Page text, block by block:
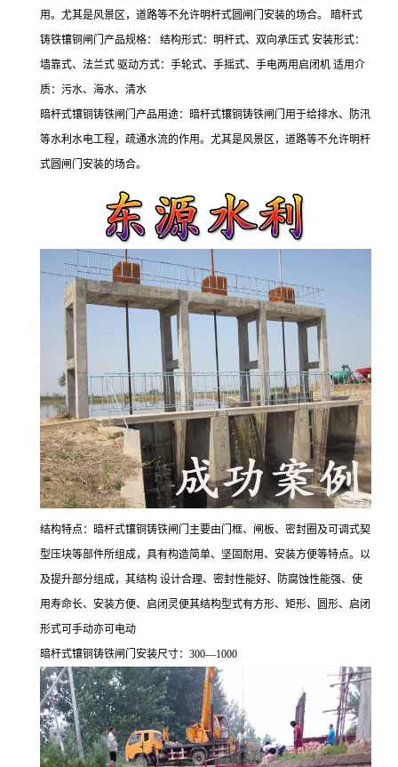
用。尤其是风景区，道路等不允许明杆式圆闸门安装的场合。 暗杆式
铸铁镶铜闸门产品规格： 结构形式：明杆式、双向承压式 安装形式：
墙靠式、法兰式 驱动方式：手轮式、手摇式、手电两用启闭机 适用介
质：污水、海水、清水
暗杆式镶铜铸铁闸门产品用途：暗杆式镶铜铸铁闸门用于给排水、防汛
等水利水电工程，疏通水流的作用。尤其是风景区，道路等不允许明杆
式圆闸门安装的场合。
结构特点：暗杆式镶铜铸铁闸门主要由门框、闸板、密封圈及可调式契
型压块等部件所组成，具有构造简单、坚固耐用、安装方便等特点。以
及提升部分组成，其结构 设计合理、密封性能好、防腐蚀性能强、使
用寿命长、安装方便、启闭灵便其结构型式有方形、矩形、圆形、启闭
形式可手动亦可电动
暗杆式镶铜铸铁闸门安装尺寸：300—1000